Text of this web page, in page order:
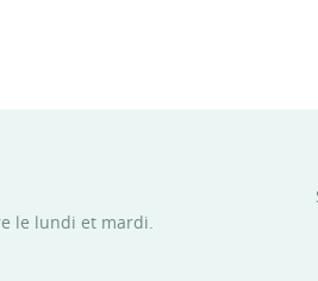
le lundi et mardi.